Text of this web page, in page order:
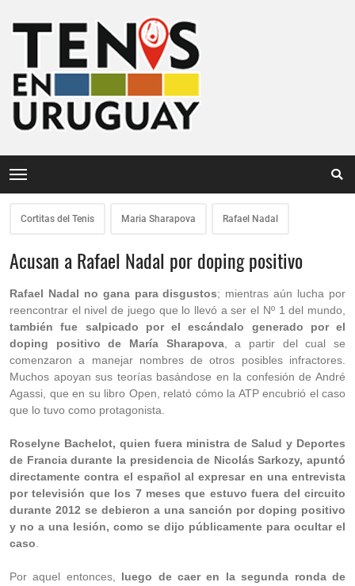
Cortitas del Tenis Maria Sharapova Rafael Nadal
Acusan a Rafael Nadal por doping positivo
Rafael Nadal no gana para disgustos; mientras aún lucha por
reencontrar el nivel de juego que lo llevó a ser el Nº 1 del mundo,
también fue salpicado por el escándalo generado por el
doping positivo de María Sharapova, a partir del cual se
comenzaron a manejar nombres de otros posibles infractores.
Muchos apoyan sus teorías basándose en la confesión de André
Agassi, que en su libro Open, relató cómo la ATP encubrió el caso
que lo tuvo como protagonista.
Roselyne Bachelot, quien fuera ministra de Salud y Deportes
de Francia durante la presidencia de Nicolás Sarkozy, apuntó
directamente contra el español al expresar en una entrevista
por televisión que los 7 meses que estuvo fuera del circuito
durante 2012 se debieron a una sanción por doping positivo
y no a una lesión, como se dijo públicamente para ocultar el
caso
Por aquel entonces, luego de caer en la segunda ronda de